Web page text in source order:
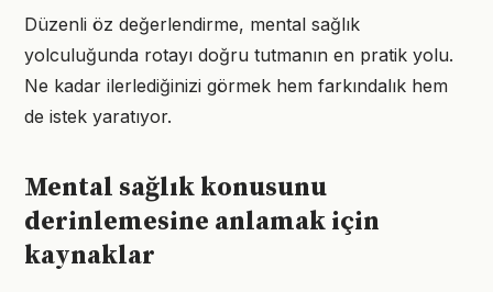
Düzenli öz değerlendirme, mental sağlık
yolculuğunda rotayı doğru tutmanın en pratik yolu.
Ne kadar ilerlediğinizi görmek hem farkındalık hem
de istek yaratıyor.
Mental sağlık konusunu
derinlemesine anlamak için
kaynaklar